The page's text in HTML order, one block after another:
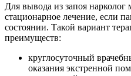
Для вывода из запоя нарколог
стационарное лечение, если
состоянии. Такой вариант
преимуществ:
круглосуточный
оказания экстренной